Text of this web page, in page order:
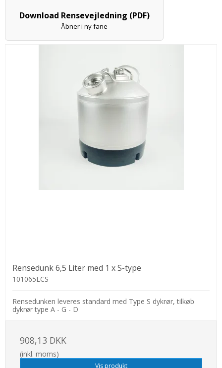
Download Rensevejledning (PDF)
Åbner i ny fane
Rensedunk 6,5 Liter med 1 x S-type
101065LCS
Rensedunken leveres standard med Type S dykrør, tilkøb
dykrør type A - G - D
908,13 DKK
(inkl. moms)
Vis produkt